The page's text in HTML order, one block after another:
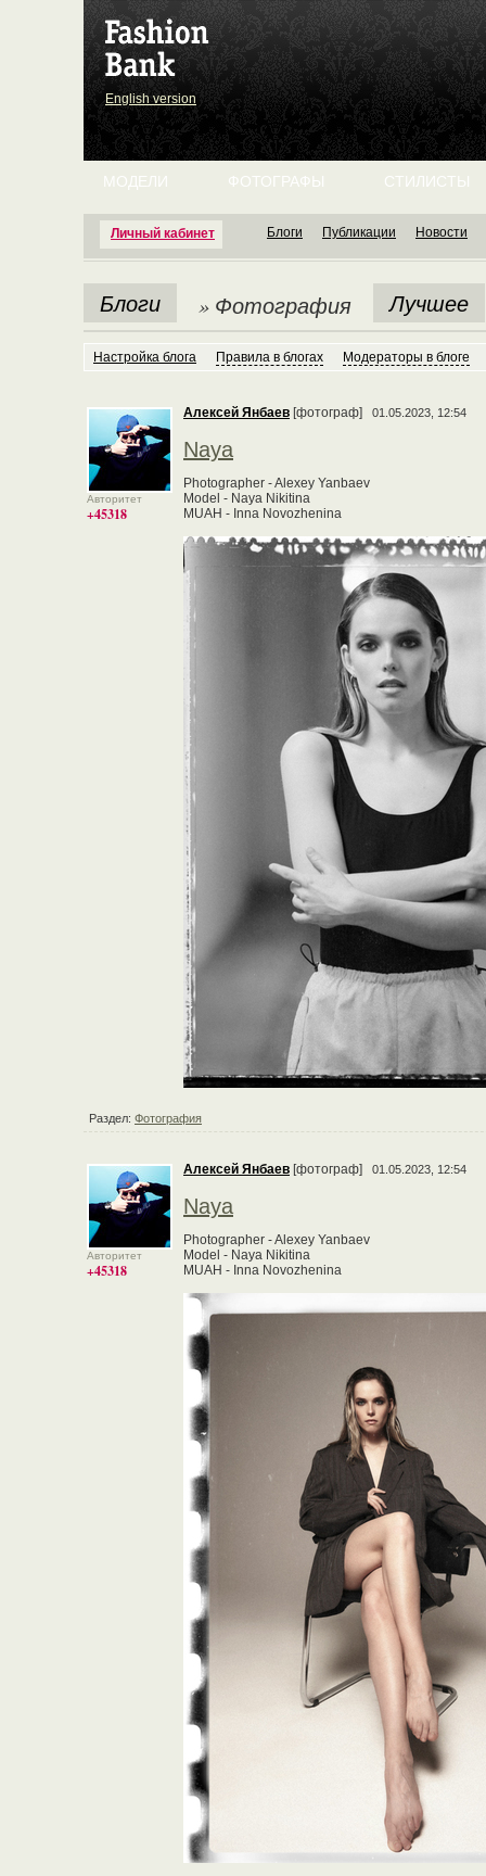
English version
Личный кабинет
МОДЕЛИ ФОТОГРАФЫ СТИЛИСТЫ
Блоги Публикации Новости
Блоги » Фотография Лучшее
Настройка блога Правила в блогах Модераторы в блоге
Авторитет
+45318
Алексей Янбаев [фотограф] 01.05.2023, 12:54
Naya
Photographer - Alexey Yanbaev
Model - Naya Nikitina
MUAH - Inna Novozhenina
Раздел: Фотография
Авторитет
+45318
Алексей Янбаев [фотограф] 01.05.2023, 12:54
Naya
Photographer - Alexey Yanbaev
Model - Naya Nikitina
MUAH - Inna Novozhenina